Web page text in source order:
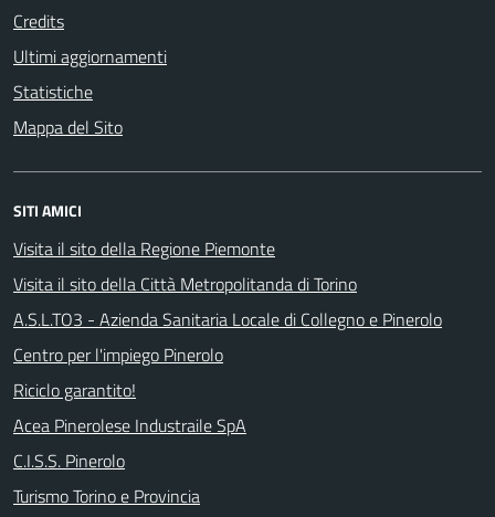
Credits
Ultimi aggiornamenti
Statistiche
Mappa del Sito
SITI AMICI
Visita il sito della Regione Piemonte
Visita il sito della Città Metropolitanda di Torino
A.S.L.TO3 - Azienda Sanitaria Locale di Collegno e Pinerolo
Centro per l'impiego Pinerolo
Riciclo garantito!
Acea Pinerolese Industraile SpA
C.I.S.S. Pinerolo
Turismo Torino e Provincia